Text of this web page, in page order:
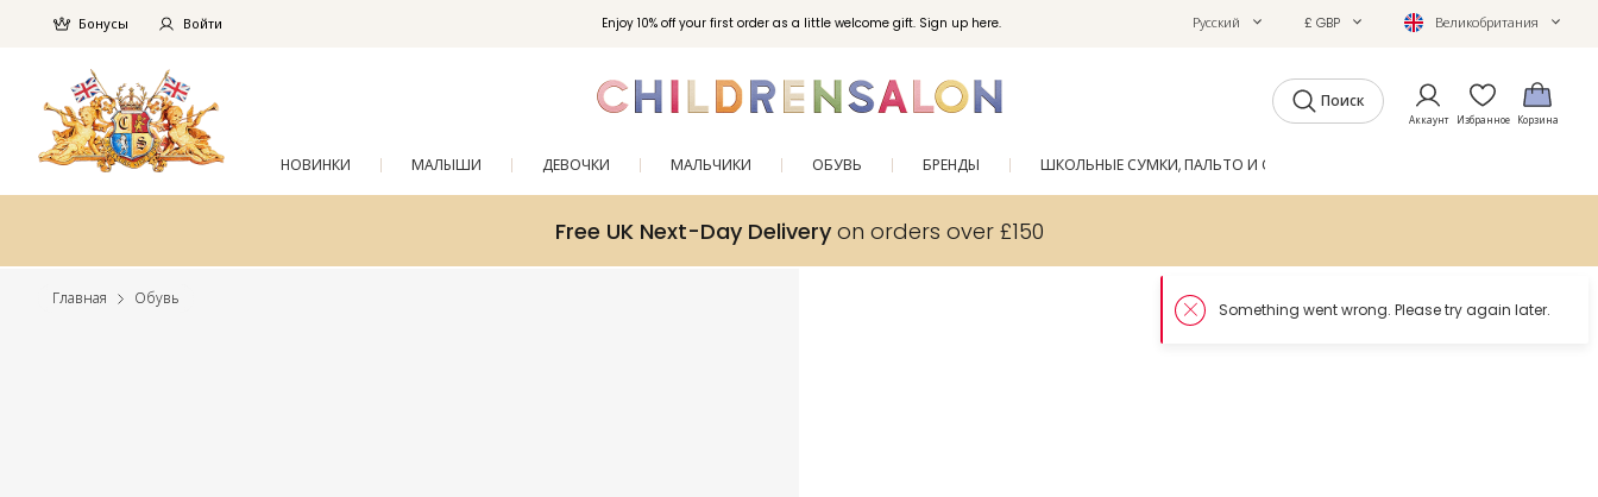
Enjoy 10% off your first order as a little welcome gift. Sign up here.
Бонусы Войти Русский £ GBP Великобритания
Поиск
Аккаунт Избранное Корзина
НОВИНКИ МАЛЫШИ ДЕВОЧКИ МАЛЬЧИКИ ОБУВЬ БРЕНДЫ ШКОЛЬНЫЕ СУМКИ, ПАЛЬТО И ОБУВЬ
Free UK Next-Day Deliveryon orders over £150
Главная Обувь